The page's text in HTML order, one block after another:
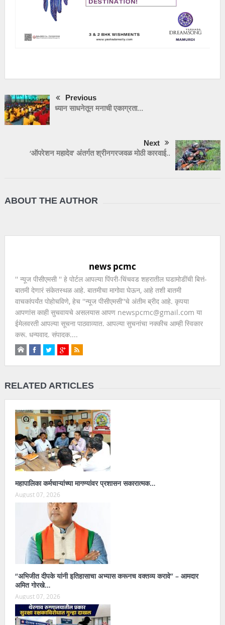
Previous
ध्यान साधनेतून मनाची एकाग्रता…
Next
‘ऑपरेशन महादेव’ अंतर्गत श्रीनगरजवळ मोठी कारवाई..
ABOUT THE AUTHOR
news pcmc
'' न्यूज पीसीएमसी '' हे पोर्टल आपल्या पिंपरी-चिंचवड शहरातील घडामोडींची बित्तं-
बातमी देणारं संकेतस्थळ आहे. बातमीचा मागोवा घेऊन, आहे तशी बातमी
वाचकांपर्यंत पोहोचविणे, हेच ''न्यूज पीसीएमसी''चे अंतीम ब्रीद आहे. कृपया
आपणांस काही सुचवायचे असलयास आपण newspcmc@gmail.com या
ईमेलवरती आपल्या सूचना पाठवाव्यात. आपल्या सुचनांचा नक्कीच आम्ही स्विकार
करू. धन्यवाद. संपादक....
RELATED ARTICLES
महापालिका कर्मचाऱ्यांच्या मागण्यांवर प्रशासन सकारात्मक…
August 07, 2026
“अभिजीत दीपके यांनी इतिहासाचा अभ्यास करूनच वक्तव्य करावे” – आमदार
अमित गोरखे…
August 07, 2026